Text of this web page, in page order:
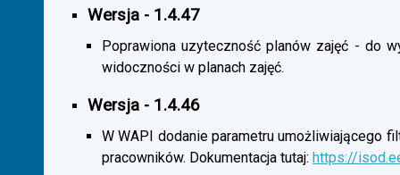
Wersja - 1.4.47
Poprawiona uzyteczność planów zajęć - do
widoczności w planach zajęć.
Wersja - 1.4.46
W WAPI dodanie parametru umożliwiającego
pracowników. Dokumentacja tutaj: https://